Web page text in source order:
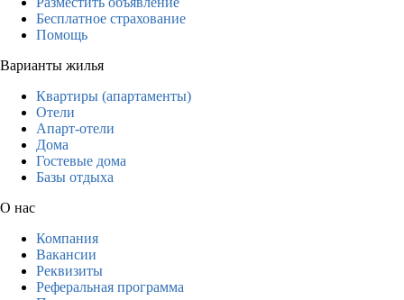
Бесплатное страхование
Помощь
Варианты жилья
Квартиры (апартаменты)
Отели
Апарт-отели
Дома
Гостевые дома
Базы отдыха
О нас
Компания
Вакансии
Реквизиты
Реферальная программа